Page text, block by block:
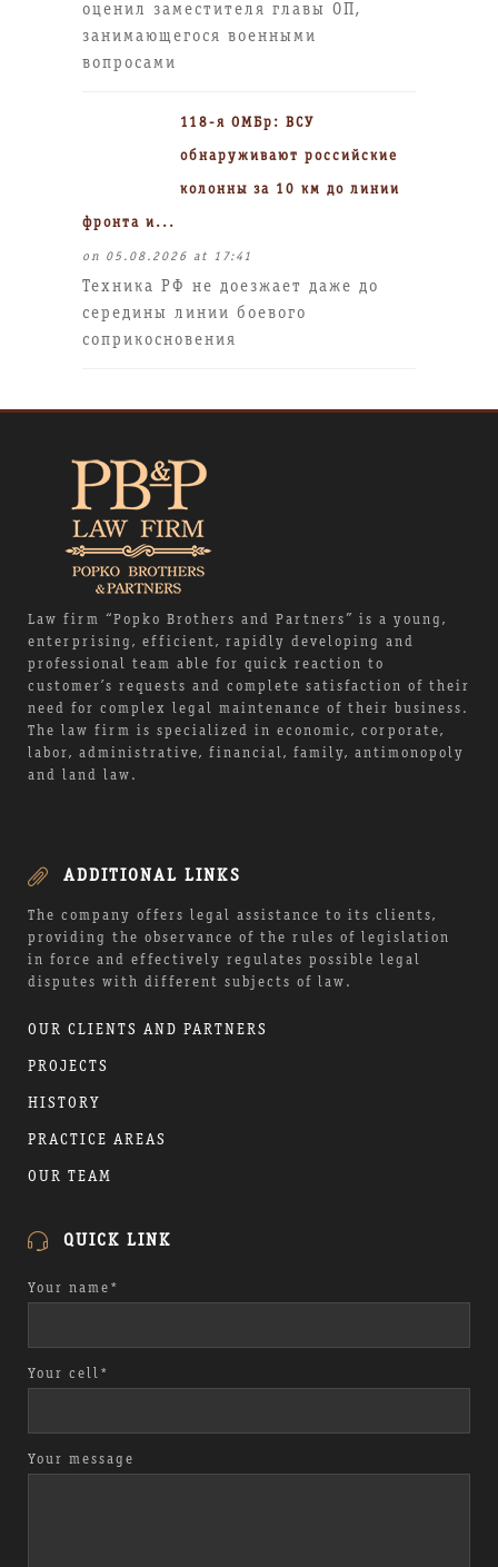
оценил заместителя главы ОП,
занимающегося военными
вопросами
118-я ОМБр: ВСУ
обнаруживают российские
колонны за 10 км до линии
фронта и...
on 05.08.2026 at 17:41
Техника РФ не доезжает даже до
середины линии боевого
соприкосновения
Law firm “Popko Brothers and Partners” is a young,
enterprising, efficient, rapidly developing and
professional team able for quick reaction to
customer’s requests and complete satisfaction of their
need for complex legal maintenance of their business.
The law firm is specialized in economic, corporate,
labor, administrative, financial, family, antimonopoly
and land law.
ADDITIONAL LINKS
The company offers legal assistance to its clients,
providing the observance of the rules of legislation
in force and effectively regulates possible legal
disputes with different subjects of law.
OUR CLIENTS AND PARTNERS
PROJECTS
HISTORY
PRACTICE AREAS
OUR TEAM
QUICK LINK
Your name*
Your cell*
Your message